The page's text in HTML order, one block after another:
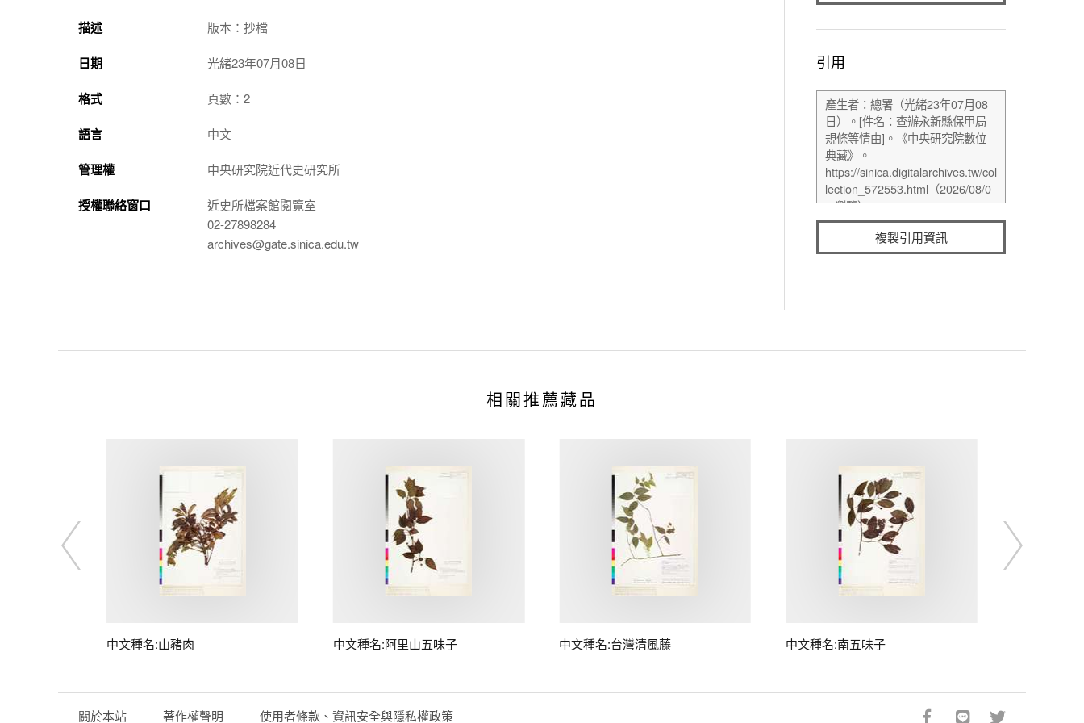
描述 版本：抄檔
日期 光緒23年07月08日
格式 頁數：2
語言 中文
管理權 中央研究院近代史研究所
授權聯絡窗口
近史所檔案館閱覽室
02-27898284
archives@gate.sinica.edu.tw
引用
複製引用資訊
相關推薦藏品
中文種名:山豬肉 中文種名:阿里山五味子 中文種名:台灣清風藤 中文種名:南五味子
關於本站 著作權聲明 使用者條款、資訊安全與隱私權政策